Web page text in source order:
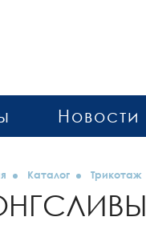
Новости
Каталог Трикотаж